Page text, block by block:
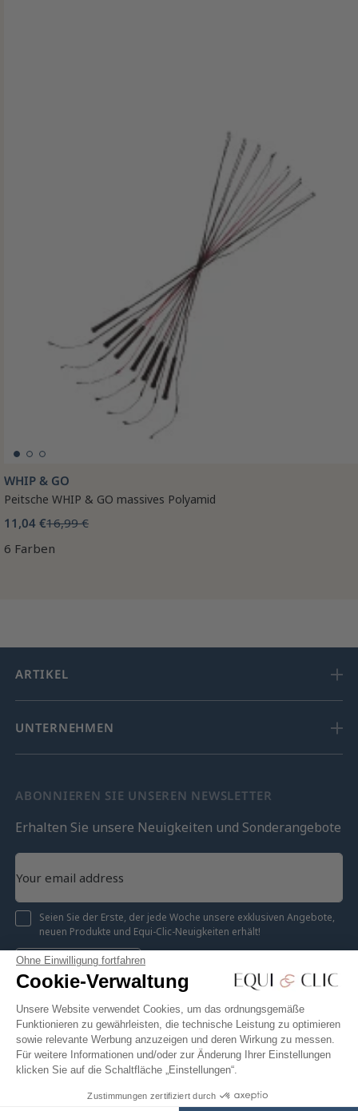
Ohne Einwilligung fortfahren
Cookie-Verwaltung
Unsere Website verwendet Cookies, um das ordnungsgemäße
Funktionieren zu gewährleisten, die technische Leistung zu optimieren
sowie relevante Werbung anzuzeigen und deren Wirkung zu messen.
Für weitere Informationen und/oder zur Änderung Ihrer Einstellungen
klicken Sie auf die Schaltfläche „Einstellungen“.
Zustimmungen zertifiziert durch
WHIP & GO
Peitsche WHIP & GO massives Polyamid
11,04 €16,99 €
6 Farben
ARTIKEL
UNTERNEHMEN
ABONNIEREN SIE UNSEREN NEWSLETTER
Erhalten Sie unsere Neuigkeiten und Sonderangebote
Seien Sie der Erste, der jede Woche unsere exklusiven Angebote,
neuen Produkte und Equi-Clic-Neuigkeiten erhält!
Registrieren
Facebook Twitter
YouTube
Pinterest
Instagram